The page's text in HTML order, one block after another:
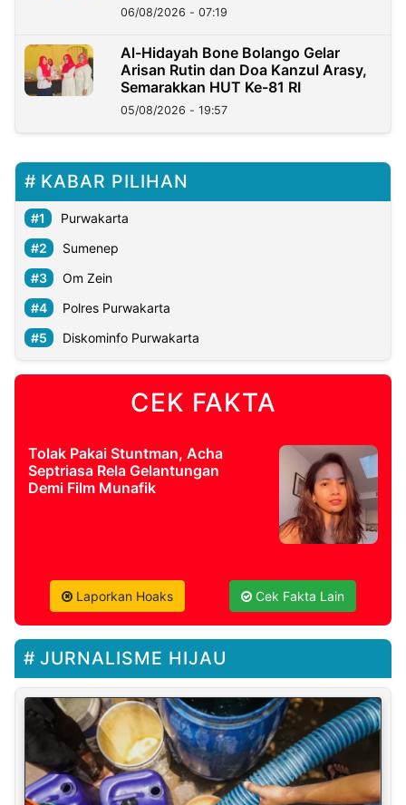
06/08/2026 - 07:19
Al-Hidayah Bone Bolango Gelar
Arisan Rutin dan Doa Kanzul Arasy,
Semarakkan HUT Ke-81 RI
05/08/2026 - 19:57
KABAR PILIHAN
Purwakarta
Sumenep
Om Zein
Polres Purwakarta
Diskominfo Purwakarta
CEK FAKTA
Tolak Pakai Stuntman, Acha
Septriasa Rela Gelantungan
Demi Film Munafik
Laporkan Hoaks Cek Fakta Lain
JURNALISME HIJAU